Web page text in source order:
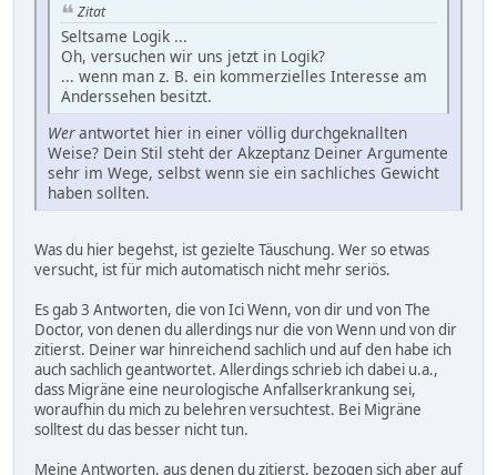
Zitat
Seltsame Logik ...
Oh, versuchen wir uns jetzt in Logik?
... wenn man z. B. ein kommerzielles Interesse am
Anderssehen besitzt.
Werantwortet hier in einer völlig durchgeknallten
Weise? Dein Stil steht der Akzeptanz Deiner Argumente
sehr im Wege, selbst wenn sie ein sachliches Gewicht
haben sollten.
Was du hier begehst, ist gezielte Täuschung. Wer so etwas
versucht, ist für mich automatisch nicht mehr seriös.
Es gab 3 Antworten, die von Ici Wenn, von dir und von The
Doctor, von denen du allerdings nur die von Wenn und von dir
zitierst. Deiner war hinreichend sachlich und auf den habe ich
auch sachlich geantwortet. Allerdings schrieb ich dabei u.a.,
dass Migräne eine neurologische Anfallserkrankung sei,
woraufhin du mich zu belehren versuchtest. Bei Migräne
solltest du das besser nicht tun.
Meine Antworten, aus denen du zitierst, bezogen sich aber auf